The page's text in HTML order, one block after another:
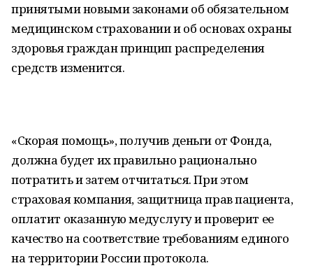
принятыми новыми законами об обязательном
медицинском страховании и об основах охраны
здоровья граждан принцип распределения
средств изменится.
«Скорая помощь», получив деньги от Фонда,
должна будет их правильно рационально
потратить и затем отчитаться. При этом
страховая компания, защитница прав пациента,
оплатит оказанную медуслугу и проверит ее
качество на соответствие требованиям единого
на территории России протокола.